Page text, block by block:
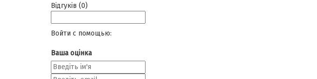
Відгуків (0)
Войти с помощью:
Ваша оцінка